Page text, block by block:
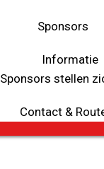
Sponsors
Informatie
Sponsors stellen
Contact &